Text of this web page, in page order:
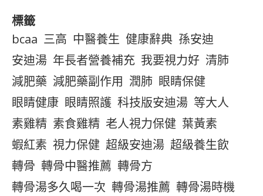
標籤
bcaa 三高 中醫養生 健康辭典 孫安迪
安迪湯 年長者營養補充 我要視力好 清肺
減肥藥 減肥藥副作用 潤肺 眼睛保健
眼睛健康 眼睛照護 科技版安迪湯 等大人
素雞精 素食雞精 老人視力保健 葉黃素
蝦紅素 視力保健 超級安迪湯 超級養生飲
轉骨 轉骨中醫推薦 轉骨方
轉骨湯多久喝一次 轉骨湯推薦 轉骨湯時機